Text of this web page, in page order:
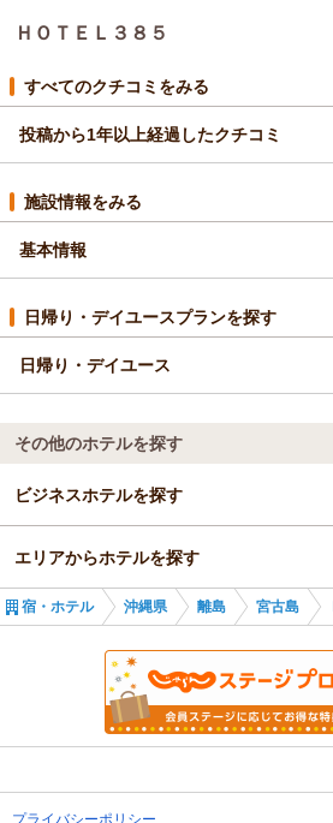
また、貴重なご意見をお寄せいただき、
ご滞在中は、防音面につきましてご不快
変申し訳ございませんでした。
外部の音や館内・客室内の生活音などに
方法の見直しの参考とさせていただきま
地、朝食、サービス、立地、
またリザードのシャンプーや化粧水な
褒めのお言葉を頂戴し、大変嬉しく拝見
スタッフ一同、何よりの励みでござい
今後もより快適にお過ごしいただけるホ
す。
この度はご投稿、誠にありがとうござい
ＨＯＴＥＬ３８５
すべてのクチコミをみる
投稿から1年以上経過したクチコミ
施設情報をみる
基本情報
日帰り・デイユースプランを探す
日帰り・デイユース
その他のホテルを探す
ビジネスホテルを探す
沖縄県
離島
エリアからホテルを探す
沖縄県
宮古島
宿・ホテル 沖縄県 離島 宮古島
プライバシーポリシー